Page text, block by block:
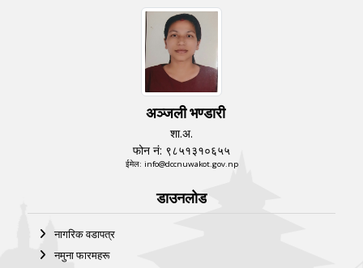
अञ्जली भण्डारी
शा.अ.
फोन नं: ९८५१३१०६५५
ईमेल: info@dccnuwakot.gov.np
डाउनलोड
नागरिक वडापत्र
नमुना फारमहरू